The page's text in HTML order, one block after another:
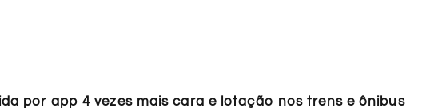
por app 4 vezes mais cara e lotação nos trens e ônibus